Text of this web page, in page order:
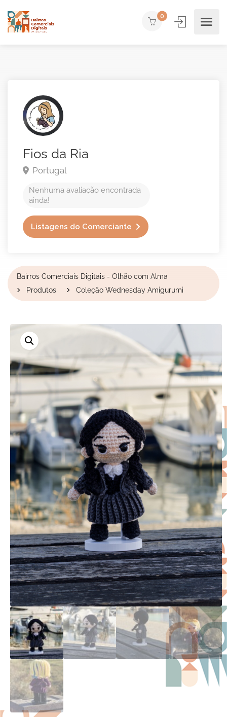
0
Fios da Ria
Portugal
Nenhuma avaliação encontrada
ainda!
Listagens do Comerciante
Bairros Comerciais Digitais - Olhão com Alma
Produtos
Coleção Wednesday Amigurumi